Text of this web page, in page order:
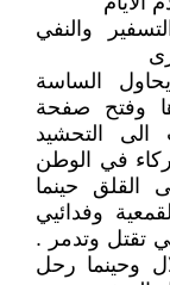
والنفي
الساسة
وفتح صفحة
التحشيد
في الوطن
حينما
وفدائيي
تقتل وتدمر .
وحينما رحل